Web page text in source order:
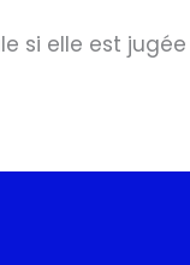
si elle est